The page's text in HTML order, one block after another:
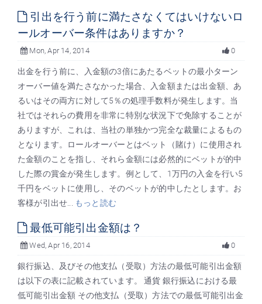
引出を行う前に満たさなくてはいけないロ
ールオーバー条件はありますか？
Mon, Apr 14, 2014 0
出金を行う前に、入金額の3倍にあたるベットの最小ターン
オーバー値を満たさなかった場合、入金額または出金額、あ
るいはその両方に対して5％の処理手数料が発生します。当
社ではそれらの費用を非常に特別な状況下で免除することが
ありますが、これは、当社の単独かつ完全な裁量によるもの
となります。ロールオーバーとはベット（賭け）に使用され
た金額のことを指し、それら金額には必然的にベットが的中
した際の賞金が発生します。例として、1万円の入金を行い5
千円をベットに使用し、そのベットが的中したとします。お
客様が引出せ...
もっと読む
最低可能引出金額は？
Wed, Apr 16, 2014 0
銀行振込、及びその他支払（受取）方法の最低可能引出金額
は以下の表に記載されています。 通貨 銀行振込における最
低可能引出金額 その他支払（受取）方法での最低可能引出金